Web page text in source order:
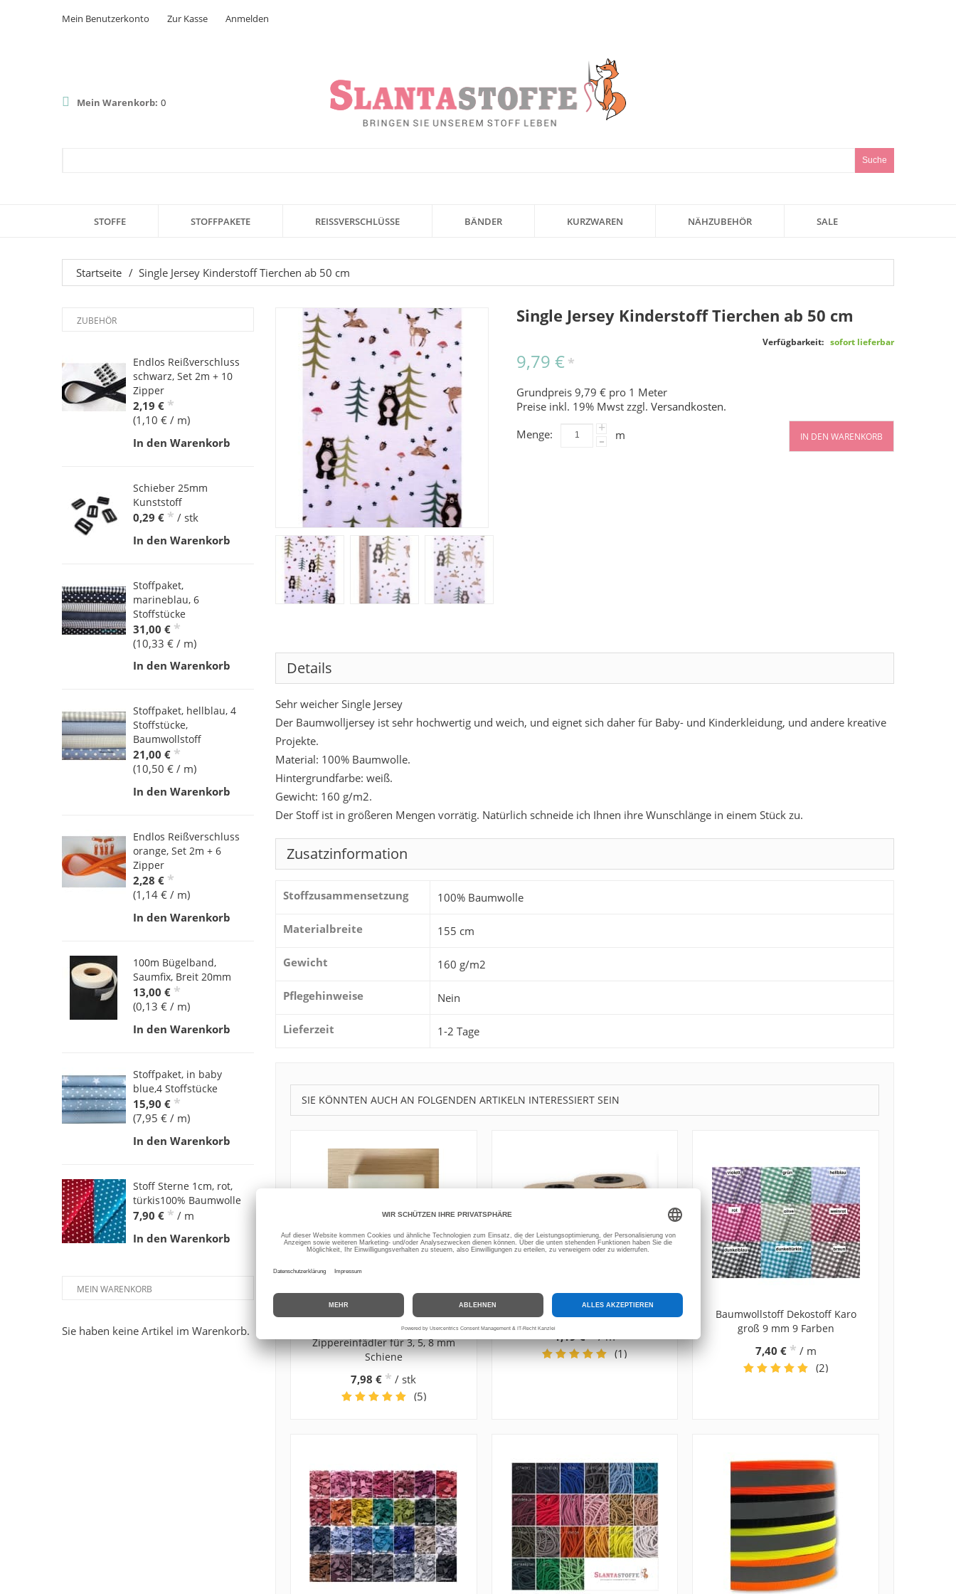
Mein Benutzerkonto Zur Kasse Anmelden
Mein Warenkorb: 0
Suche
STOFFE STOFFPAKETE REISSVERSCHLÜSSE BÄNDER KURZWAREN NÄHZUBEHÖR SALE
Startseite / Single Jersey Kinderstoff Tierchen ab 50 cm
Single Jersey Kinderstoff Tierchen ab 50 cm
Verfügbarkeit: sofort lieferbar
9,79 € *
Grundpreis 9,79 € pro 1 Meter
Preise inkl. 19% Mwst zzgl.Versandkosten.
Menge:
+
- m IN DEN WARENKORB
Details
Sehr weicher Single Jersey
Der Baumwolljersey ist sehr hochwertig und weich, und eignet sich daher für Baby- und Kinderkleidung, und andere kreative
Projekte.
Material: 100% Baumwolle.
Hintergrundfarbe: weiß.
Gewicht: 160 g/m2.
Der Stoff ist in größeren Mengen vorrätig. Natürlich schneide ich Ihnen ihre Wunschlänge in einem Stück zu.
Zusatzinformation
Stoffzusammensetzung 100% Baumwolle
Materialbreite 155 cm
Gewicht 160 g/m2
Pflegehinweise Nein
Lieferzeit 1-2 Tage
SIE KÖNNTEN AUCH AN FOLGENDEN ARTIKELN INTERESSIERT SEIN
Zipper Einfädler für endlos
Reißverschluss,
Zippereinfädler für 3, 5, 8 mm
Schiene
7,98 € * / stk
(5)
Paspelband Polyester Lurex
1,19 € * / m
(1)
Baumwollstoff Dekostoff Karo
groß 9 mm 9 Farben
7,40 € * / m
(2)
ZUBEHÖR
Endlos Reißverschluss
schwarz, Set 2m + 10
Zipper
2,19 € *
(1,10 € / m)
In den Warenkorb
Schieber 25mm
Kunststoff
0,29 € * / stk
In den Warenkorb
Stoffpaket,
marineblau, 6
Stoffstücke
31,00 € *
(10,33 € / m)
In den Warenkorb
Stoffpaket, hellblau, 4
Stoffstücke,
Baumwollstoff
21,00 € *
(10,50 € / m)
In den Warenkorb
Endlos Reißverschluss
orange, Set 2m + 6
Zipper
2,28 € *
(1,14 € / m)
In den Warenkorb
100m Bügelband,
Saumfix, Breit 20mm
13,00 € *
(0,13 € / m)
In den Warenkorb
Stoffpaket, in baby
blue,4 Stoffstücke
15,90 € *
(7,95 € / m)
In den Warenkorb
Stoff Sterne 1cm, rot,
türkis100% Baumwolle
7,90 € * / m
In den Warenkorb
MEIN WARENKORB
Sie haben keine Artikel im Warenkorb.